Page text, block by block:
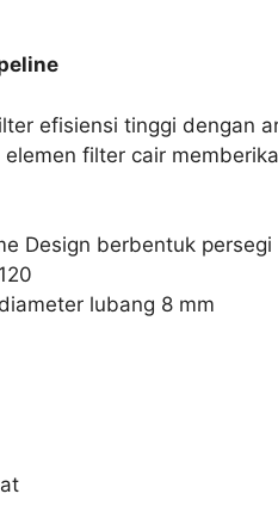
efisiensi tinggi dengan
filter cair
Design berbentuk persegi
lubang 8 mm